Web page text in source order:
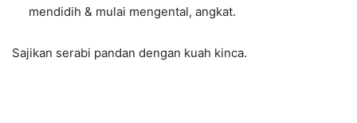
mendidih & mulai mengental, angkat.
Sajikan serabi pandan dengan kuah kinca.